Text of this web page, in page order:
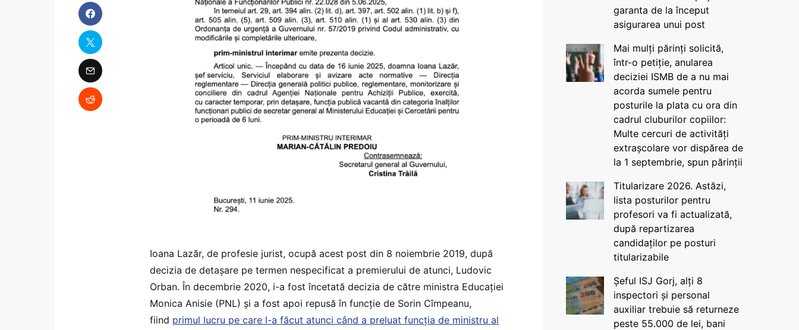
Ioana Lazăr, de profesie jurist, ocupă acest post din 8 noiembrie 2019, după
decizia de detașare pe termen nespecificat a premierului de atunci, Ludovic
Orban. În decembrie 2020, i-a fost încetată decizia de către ministra Educației
Monica Anisie (PNL) și a fost apoi repusă în funcție de Sorin Cîmpeanu,
fiind primul lucru pe care l-a făcut atunci când a preluat funcția de ministru al
garanta de la început
asigurarea unui post
Mai mulți părinți solicită,
într-o petiție, anularea
deciziei ISMB de a nu mai
acorda sumele pentru
posturile la plata cu ora din
cadrul cluburilor copiilor:
Multe cercuri de activități
extrașcolare vor dispărea de
la 1 septembrie, spun părinții
Titularizare 2026. Astăzi,
lista posturilor pentru
profesori va fi actualizată,
după repartizarea
candidaților pe posturi
titularizabile
Șeful ISJ Gorj, alți 8
inspectori și personal
auxiliar trebuie să returneze
peste 55.000 de lei, bani